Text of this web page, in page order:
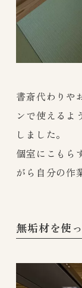
書斎代わりや
ンで使えるよ
しました。
個室にこもら
がら自分の作
無垢材を使